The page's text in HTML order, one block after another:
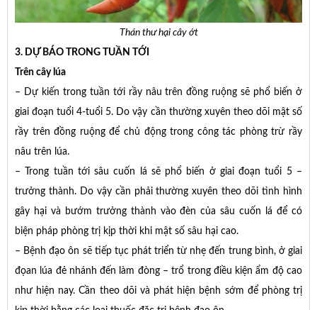
Thán thư hại cây ớt
3. DỰ BÁO TRONG TUẦN TỚI
Trên cây lúa
– Dự kiến trong tuần tới rầy nâu trên đồng ruộng sẽ phổ biến ở
giai đoạn tuổi 4-tuổi 5. Do vậy cần thường xuyên theo dõi mật số
rầy trên đồng ruộng để chủ động trong công tác phòng trừ rầy
nâu trên lúa.
– Trong tuần tới sâu cuốn lá sẽ phổ biến ở giai đoạn tuổi 5 –
trưởng thành. Do vậy cần phải thường xuyên theo dõi tình hình
gây hại và bướm trưởng thành vào đèn của sâu cuốn lá để có
biện pháp phòng trị kịp thời khi mật số sâu hại cao.
– Bệnh đạo ôn sẽ tiếp tục phát triển từ nhẹ đến trung bình, ở giai
đọan lúa đẻ nhánh đến làm đòng – trổ trong điều kiện ẩm độ cao
như hiện nay. Cần theo dõi và phát hiện bệnh sớm để phòng trị